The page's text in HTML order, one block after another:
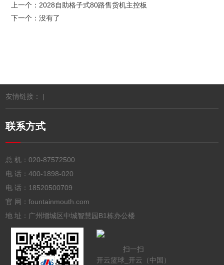
上一个： 2028自助格子式80路售货机主控板
下一个：没有了
友情链接： |
联系方式
总 机：020-87572500
电 话：400-1898-020
电 话： 18520500709
官 网：fountainmouth.com
地 址：广州增城区中城智慧园B1栋办公楼
扫一扫
开云篮球_开云（中国）